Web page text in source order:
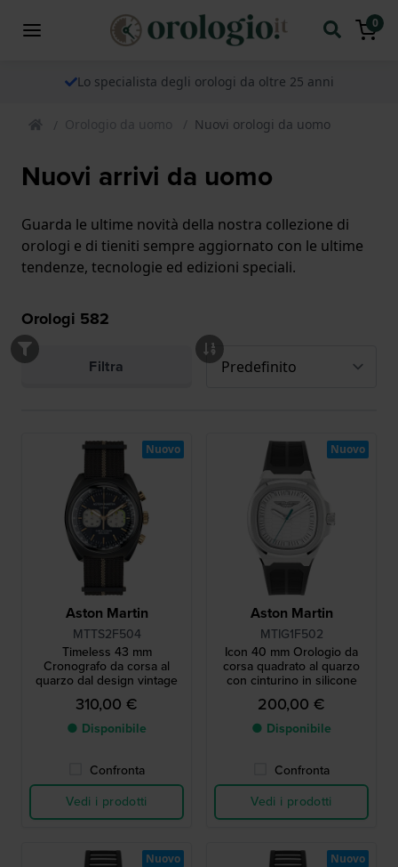
0
Lo specialista degli orologi da oltre 25 anni
Orologio da uomo Nuovi orologi da uomo
Nuovi arrivi da uomo
Guarda le ultime novità della nostra collezione di
orologi e di tieniti sempre aggiornato con le ultime
tendenze, tecnologie ed edizioni speciali.
Orologi 582
Filtra
Aston Martin
MTTS2F504
Timeless 43 mm
Cronografo da corsa al
quarzo dal design vintage
310,00 €
● Disponibile
Confronta
Vedi i prodotti
Nuovo
Aston Martin
MTIG1F502
Icon 40 mm Orologio da
corsa quadrato al quarzo
con cinturino in silicone
200,00 €
● Disponibile
Confronta
Vedi i prodotti
Nuovo
Nuovo Nuovo